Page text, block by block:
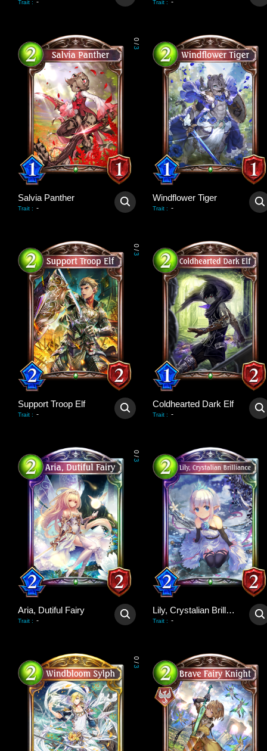
Trait : - Trait : -
0
/
3
Salvia Panther
Trait : -
Windflower Tiger
Trait : -
0
/
3
Support Troop Elf
Trait : -
Coldhearted Dark Elf
Trait : -
0
/
3
Aria, Dutiful Fairy
Trait : -
Lily, Crystalian Brilliance
Trait : -
0
/
3